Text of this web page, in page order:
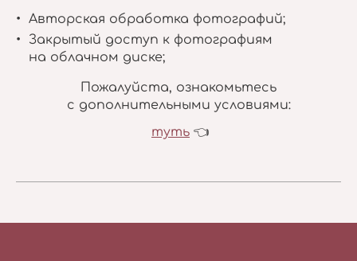
Авторская обработка фотографий;
Закрытый доступ к фотографиям
на облачном диске;
Пожалуйста, ознакомьтесь
с дополнительными условиями:
туть 👈